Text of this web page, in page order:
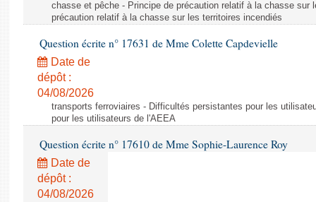
chasse et pêche - Principe de précaution relatif à la chasse sur
précaution relatif à la chasse sur les territoires incendiés
Question écrite n° 17631 de Mme Colette Capdevielle
Date de
dépôt :
04/08/2026
transports ferroviaires - Difficultés persistantes pour les
pour les utilisateurs de l'AEEA
Question écrite n° 17610 de Mme Sophie-Laurence Roy
Date de
dépôt :
04/08/2026